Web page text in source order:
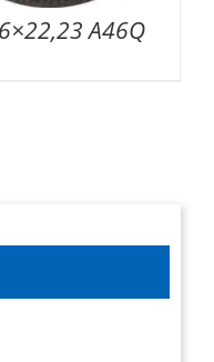
A46Q